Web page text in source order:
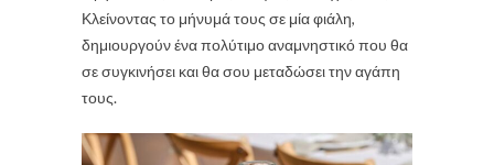
Κλείνοντας το μήνυμά τους σε μία φιάλη,
δημιουργούν ένα πολύτιμο αναμνηστικό που θα
σε συγκινήσει και θα σου μεταδώσει την αγάπη
τους.